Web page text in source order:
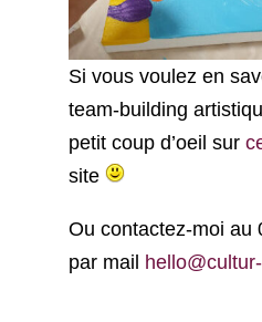
Si vous voulez en
team-building
petit coup d’oeil sur
site
Ou contactez-moi au
par mail